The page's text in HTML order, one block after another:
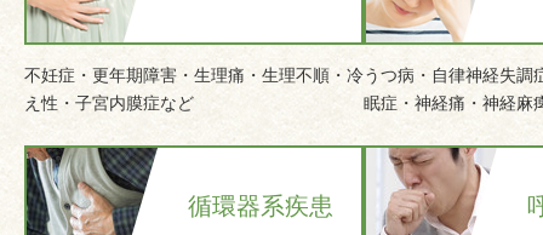
不妊症・更年期障害・生理痛・生理不順・冷
え性・子宮内膜症など
うつ病・自律神経失調
眠症・神経痛・神経麻
循環器系疾患